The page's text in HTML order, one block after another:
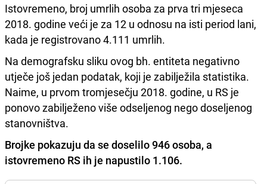
Istovremeno, broj umrlih osoba za prva tri mjeseca
2018. godine veći je za 12 u odnosu na isti period lani,
kada je registrovano 4.111 umrlih.
Na demografsku sliku ovog bh. entiteta negativno
utječe još jedan podatak, koji je zabilježila statistika.
Naime, u prvom tromjesečju 2018. godine, u RS je
ponovo zabilježeno više odseljenog nego doseljenog
stanovništva.
Brojke pokazuju da se doselilo 946 osoba, a
istovremeno RS ih je napustilo 1.106.